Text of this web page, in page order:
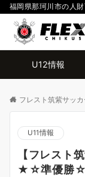
福岡県那珂川市の人
U12情報
フレスト筑紫サッ
U11情報
【フレスト
★☆準優勝